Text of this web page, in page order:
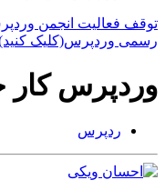
توقف فعالیت انجمن
رسمی وردپرس(کلیک
وردپرس کار
ردپرس